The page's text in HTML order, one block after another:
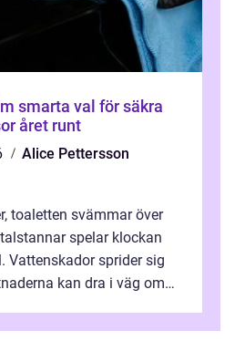
året runt
Alice Pettersson
toaletten svämmar över
spelar klockan
Vattenskador sprider sig
kan dra i väg om